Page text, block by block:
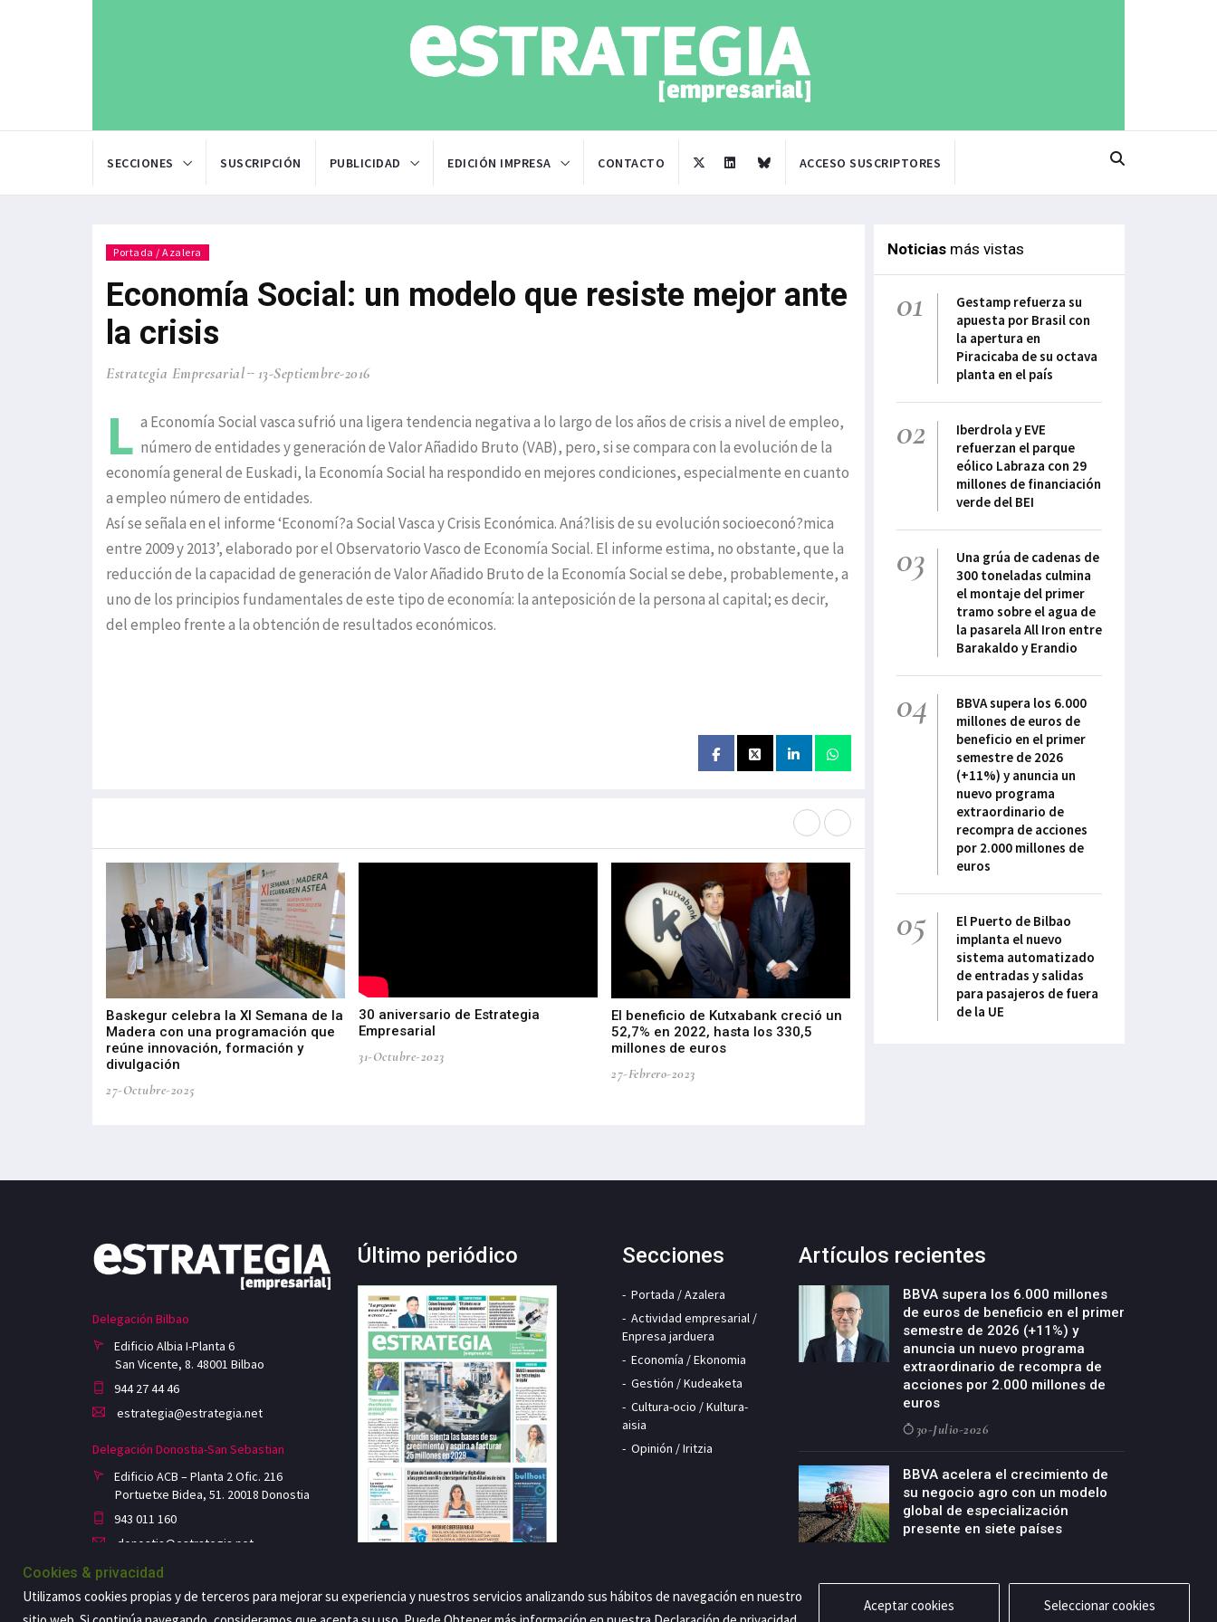
SECCIONES SUSCRIPCIÓN PUBLICIDAD EDICIÓN IMPRESA CONTACTO ACCESO SUSCRIPTORES
Portada / Azalera
Economía Social: un modelo que resiste mejor ante
la crisis
Estrategia Empresarial 13-Septiembre-2016
L a Economía Social vasca sufrió una ligera tendencia negativa a lo largo de los años de crisis a nivel de empleo,
número de entidades y generación de Valor Añadido Bruto (VAB), pero, si se compara con la evolución de la
economía general de Euskadi, la Economía Social ha respondido en mejores condiciones, especialmente en cuanto
a empleo número de entidades.
Así se señala en el informe ‘Economí?a Social Vasca y Crisis Económica. Aná?lisis de su evolución socioeconó?mica
entre 2009 y 2013’, elaborado por el Observatorio Vasco de Economía Social. El informe estima, no obstante, que la
reducción de la capacidad de generación de Valor Añadido Bruto de la Economía Social se debe, probablemente, a
uno de los principios fundamentales de este tipo de economía: la anteposición de la persona al capital; es decir,
del empleo frente a la obtención de resultados económicos.
Baskegur celebra la XI Semana de la
Madera con una programación que
reúne innovación, formación y
divulgación
27-Octubre-2025
30 aniversario de Estrategia
Empresarial
31-Octubre-2023
El beneficio de Kutxabank creció un
52,7% en 2022, hasta los 330,5
millones de euros
27-Febrero-2023
Urdaibaik industria, teknologia eta
Noticiasmás vistas
01
Gestamp refuerza su
apuesta por Brasil con
la apertura en
Piracicaba de su octava
planta en el país
02
Iberdrola y EVE
refuerzan el parque
eólico Labraza con 29
millones de financiación
verde del BEI
03
Una grúa de cadenas de
300 toneladas culmina
el montaje del primer
tramo sobre el agua de
la pasarela All Iron entre
Barakaldo y Erandio
04
BBVA supera los 6.000
millones de euros de
beneficio en el primer
semestre de 2026
(+11%) y anuncia un
nuevo programa
extraordinario de
recompra de acciones
por 2.000 millones de
euros
05
El Puerto de Bilbao
implanta el nuevo
sistema automatizado
de entradas y salidas
para pasajeros de fuera
de la UE
Delegación Bilbao
Edificio Albia I-Planta 6
San Vicente, 8. 48001 Bilbao
944 27 44 46
estrategia@estrategia.net
Delegación Donostia-San Sebastian
Edificio ACB – Planta 2 Ofic. 216
Portuetxe Bidea, 51. 20018 Donostia
943 011 160
donostia@estrategia.net
Último periódico Secciones
Portada / Azalera
Actividad empresarial /
Enpresa jarduera
Economía / Ekonomia
Gestión / Kudeaketa
Cultura-ocio / Kultura-
aisia
Opinión / Iritzia
Artículos recientes
BBVA supera los 6.000 millones
de euros de beneficio en el primer
semestre de 2026 (+11%) y
anuncia un nuevo programa
extraordinario de recompra de
acciones por 2.000 millones de
euros
30-Julio-2026
BBVA acelera el crecimiento de
su negocio agro con un modelo
global de especialización
presente en siete países
Cookies & privacidad
Utilizamos cookies propias y de terceros para mejorar su experiencia y nuestros servicios analizando sus hábitos de navegación en nuestro
Aceptar cookies Seleccionar cookies